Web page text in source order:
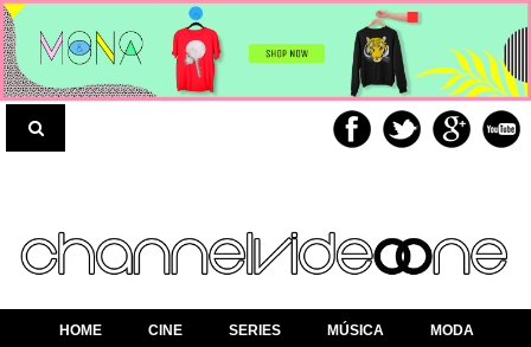
HOME CINE SERIES MÚSICA MODA